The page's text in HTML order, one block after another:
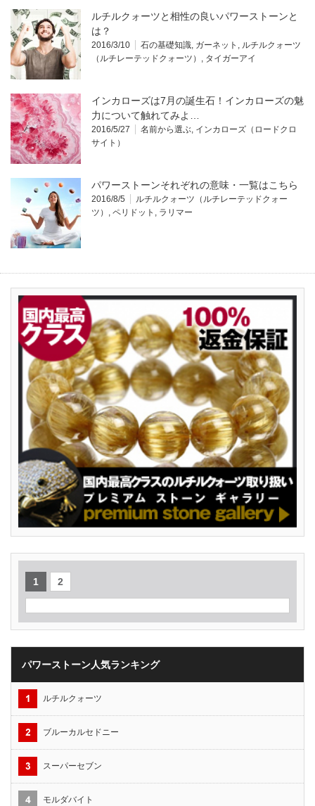
ルチルクォーツと相性の良いパワーストーンと
は？
2016/3/10 石の基礎知識, ガーネット , ルチルクォーツ
（ルチレーテッドクォーツ） , タイガーアイ
インカローズは7月の誕生石！インカローズの魅
力について触れてみよ…
2016/5/27 名前から選ぶ, インカローズ（ロードクロ
サイト）
パワーストーンそれぞれの意味・一覧はこちら
2016/8/5
ルチルクォーツ（ルチレーテッドクォー
ツ） , ペリドット , ラリマー
1 2
パワーストーン人気ランキング
ルチルクォーツ
ブルーカルセドニー
スーパーセブン
モルダバイト